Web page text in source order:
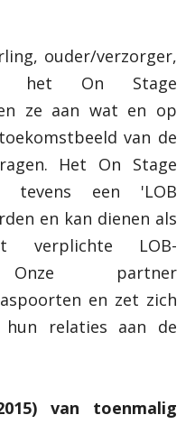
ouder/verzorger,
het On Stage
ze aan wat en op
van de
Het On Stage
tevens een 'LOB
en kan dienen als
verplichte LOB-
Onze partner
en zet zich
relaties aan de
van toenmalig